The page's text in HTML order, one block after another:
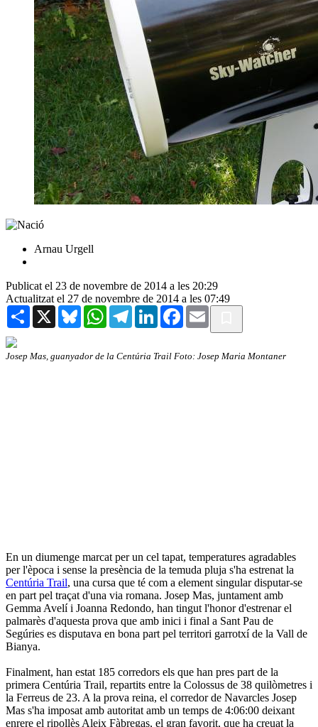
Arnau Urgell
Publicat el 23 de novembre de 2014 a les 20:29
Actualitzat el 27 de novembre de 2014 a les 07:49
Share X BlueskyWhatsAppTelegramLinkedInFacebook
Email
Josep Mas, guanyador de la Centúria Trail Foto: Josep Maria Montaner
En un diumenge marcat per un cel tapat, temperatures agradables
per l'època i sense la presència de la temuda pluja s'ha estrenat la
Centúria Trail, una cursa que té com a element singular disputar-se
en part pel traçat d'una via romana. Josep Mas, juntament amb
Gemma Avelí i Joanna Redondo, han tingut l'honor d'estrenar el
palmarès d'aquesta prova que amb inici i final a Sant Pau de
Segúries es disputava en bona part pel territori garrotxí de la Vall de
Bianya.
Finalment, han estat 185 corredors els que han pres part de la
primera Centúria Trail, repartits entre la Colossus de 38 quilòmetres i
la Ferreus de 23. A la prova reina, el corredor de Navarcles Josep
Mas s'ha imposat amb autoritat amb un temps de 4:06:00 deixant
enrere el ripollès Aleix Fàbregas, el gran favorit, que ha creuat la